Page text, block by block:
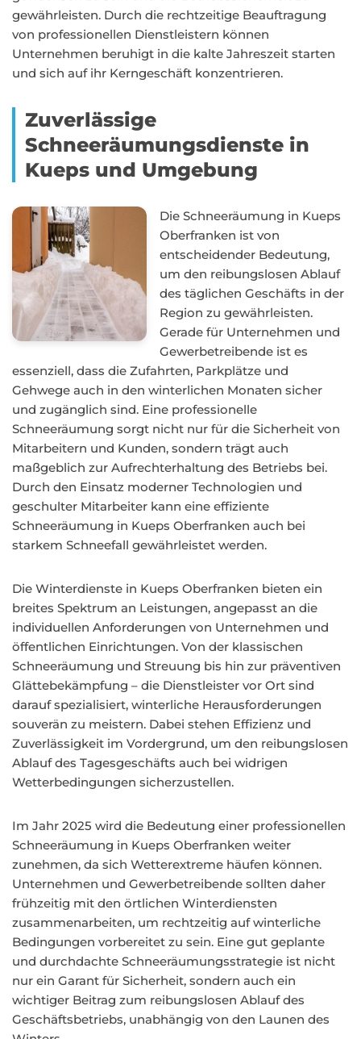
gewährleisten. Durch die rechtzeitige Beauftragung
von professionellen Dienstleistern können
Unternehmen beruhigt in die kalte Jahreszeit starten
und sich auf ihr Kerngeschäft konzentrieren.
Zuverlässige
Schneeräumungsdienste in
Kueps und Umgebung
Die Schneeräumung in Kueps
Oberfranken ist von
entscheidender Bedeutung,
um den reibungslosen Ablauf
des täglichen Geschäfts in der
Region zu gewährleisten.
Gerade für Unternehmen und
Gewerbetreibende ist es
essenziell, dass die Zufahrten, Parkplätze und
Gehwege auch in den winterlichen Monaten sicher
und zugänglich sind. Eine professionelle
Schneeräumung sorgt nicht nur für die Sicherheit von
Mitarbeitern und Kunden, sondern trägt auch
maßgeblich zur Aufrechterhaltung des Betriebs bei.
Durch den Einsatz moderner Technologien und
geschulter Mitarbeiter kann eine effiziente
Schneeräumung in Kueps Oberfranken auch bei
starkem Schneefall gewährleistet werden.
Die Winterdienste in Kueps Oberfranken bieten ein
breites Spektrum an Leistungen, angepasst an die
individuellen Anforderungen von Unternehmen und
öffentlichen Einrichtungen. Von der klassischen
Schneeräumung und Streuung bis hin zur präventiven
Glättebekämpfung – die Dienstleister vor Ort sind
darauf spezialisiert, winterliche Herausforderungen
souverän zu meistern. Dabei stehen Effizienz und
Zuverlässigkeit im Vordergrund, um den reibungslosen
Ablauf des Tagesgeschäfts auch bei widrigen
Wetterbedingungen sicherzustellen.
Im Jahr 2025 wird die Bedeutung einer professionellen
Schneeräumung in Kueps Oberfranken weiter
zunehmen, da sich Wetterextreme häufen können.
Unternehmen und Gewerbetreibende sollten daher
frühzeitig mit den örtlichen Winterdiensten
zusammenarbeiten, um rechtzeitig auf winterliche
Bedingungen vorbereitet zu sein. Eine gut geplante
und durchdachte Schneeräumungsstrategie ist nicht
nur ein Garant für Sicherheit, sondern auch ein
wichtiger Beitrag zum reibungslosen Ablauf des
Geschäftsbetriebs, unabhängig von den Launen des